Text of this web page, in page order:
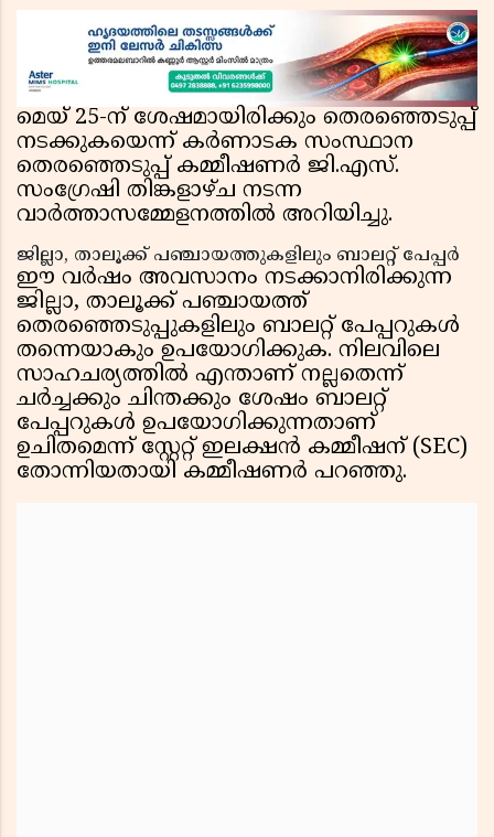
മെയ് 25-ന് ശേഷമായിരിക്കും തെരഞ്ഞെടുപ്പ്
നടക്കുകയെന്ന് കർണാടക സംസ്ഥാന
തെരഞ്ഞെടുപ്പ് കമ്മീഷണർ ജി.എസ്.
സംഗ്രേഷി തിങ്കളാഴ്ച നടന്ന
വാർത്താസമ്മേളനത്തിൽ അറിയിച്ചു.
ജില്ലാ, താലൂക്ക് പഞ്ചായത്തുകളിലും ബാലറ്റ് പേപ്പർ
ഈ വർഷം അവസാനം നടക്കാനിരിക്കുന്ന
ജില്ലാ, താലൂക്ക് പഞ്ചായത്ത്
തെരഞ്ഞെടുപ്പുകളിലും ബാലറ്റ് പേപ്പറുകൾ
തന്നെയാകും ഉപയോഗിക്കുക. നിലവിലെ
സാഹചര്യത്തിൽ എന്താണ് നല്ലതെന്ന്
ചർച്ചക്കും ചിന്തക്കും ശേഷം ബാലറ്റ്
പേപ്പറുകൾ ഉപയോഗിക്കുന്നതാണ്
ഉചിതമെന്ന് സ്റ്റേറ്റ് ഇലക്ഷൻ കമ്മീഷന് (SEC)
തോന്നിയതായി കമ്മീഷണർ പറഞ്ഞു.